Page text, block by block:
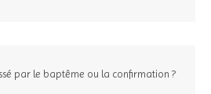
par le baptême ou la confirmation ?